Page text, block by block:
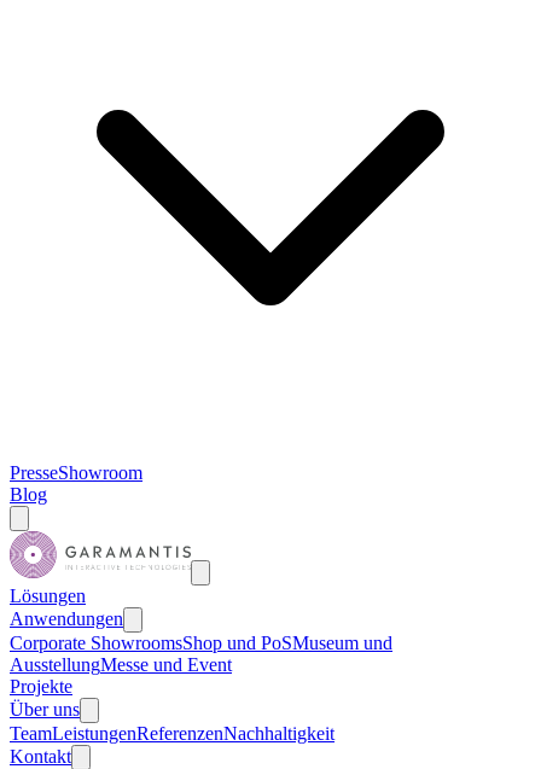
PresseShowroom
Blog
Lösungen
Anwendungen
Corporate ShowroomsShop und PoSMuseum und
AusstellungMesse und Event
Projekte
Über uns
TeamLeistungenReferenzenNachhaltigkeit
Kontakt